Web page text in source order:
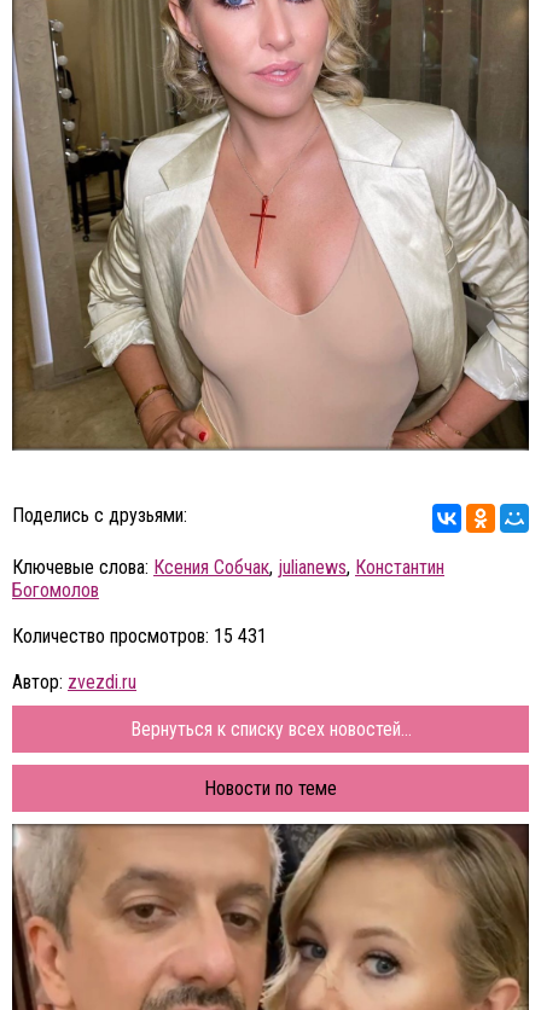
Поделись с друзьями:
Ключевые слова: Ксения Собчак, julianews, Константин
Богомолов
Количество просмотров: 15 431
Автор: zvezdi.ru
Вернуться к списку всех новостей...
Новости по теме